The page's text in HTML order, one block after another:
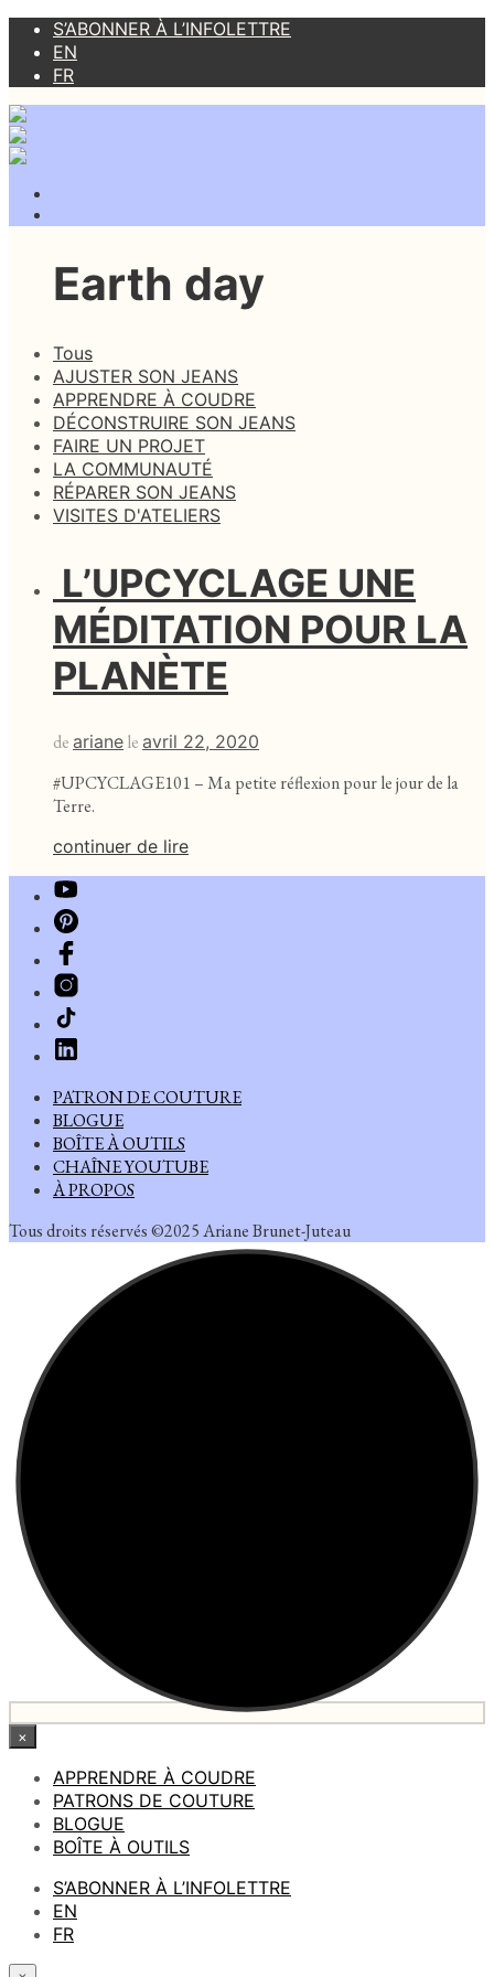
S’ABONNER À L’INFOLETTRE
EN
FR
Earth day
Tous
AJUSTER SON JEANS
APPRENDRE À COUDRE
DÉCONSTRUIRE SON JEANS
FAIRE UN PROJET
LA COMMUNAUTÉ
RÉPARER SON JEANS
VISITES D'ATELIERS
L’UPCYCLAGE UNE
MÉDITATION POUR LA
PLANÈTE
de ariane le avril 22, 2020
#UPCYCLAGE101 – Ma petite réflexion pour le jour de la
Terre.
continuer de lire
PATRON DE COUTURE
BLOGUE
BOÎTE À OUTILS
CHAÎNE YOUTUBE
À PROPOS
Tous droits réservés ©2025 Ariane Brunet-Juteau
×
APPRENDRE À COUDRE
PATRONS DE COUTURE
BLOGUE
BOÎTE À OUTILS
S’ABONNER À L’INFOLETTRE
EN
FR